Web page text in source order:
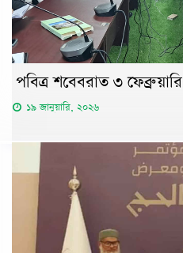
পবিত্র শবেবরাত ৩ ফেব্রুয়ারি
১৯ জানুয়ারি, ২০২৬